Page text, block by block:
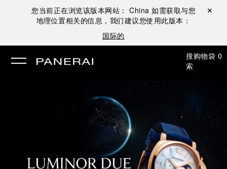
您当前正在浏览该版本网站： China 如需获取与您
地理位置相关的信息，我们建议您使用此版本：
国际的
关闭 ✕
搜
索
购物袋 0